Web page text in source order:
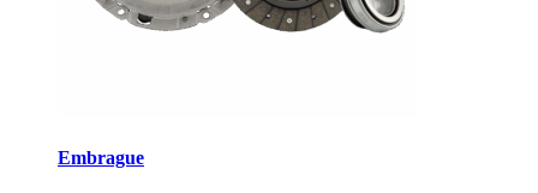
Embrague